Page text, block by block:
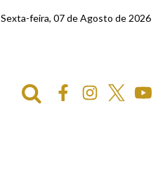
Sexta-feira, 07 de Agosto de 2026